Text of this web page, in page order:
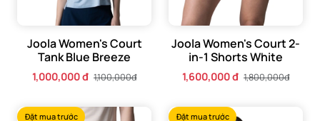
Joola Women's Court
Tank Blue Breeze
1,000,000 đ 1,100,000đ
Joola Women's Court 2-
in-1 Shorts White
1,600,000 đ 1,800,000đ
Đặt mua trước Đặt mua trước